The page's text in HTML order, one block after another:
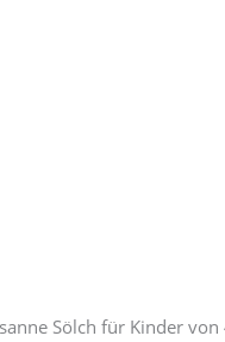
Sölch für Kinder